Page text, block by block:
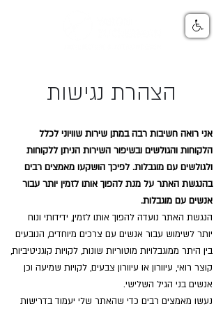
הצהרת נגישות
אני רואה חשיבות רבה במתן שירות שוויוני לכלל
הלקוחות והגולשים ובשיפור השירות הניתן ללקוחות
ולגולשים עם מוגבלות. לפיכך הושקעו מאמצים רבים
בהנגשת האתר על מנת להפוך אותו לזמין יותר עבור
אנשים עם מוגבלות.
הנגשת האתר נועדה להפוך אותו לזמין, ידידותי ונוח
יותר לשימוש עבור אנשים עם צרכים מיוחדים, הנובעים
בין היתר ממוגבלויות מוטוריות שונות, לקויות קוגניטיביות,
קוצר רואי, עיוורון או עיוורון צבעים, לקויות שמיעה וכן
אנשים בני הגיל השלישי.
נעשו מאמצים רבים כדי שהאתר שלי יעמוד בדרישות